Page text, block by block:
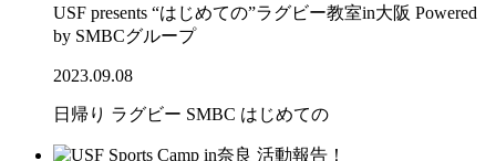
USF presents “はじめての”ラグビー教室in大阪 Powered
by SMBCグループ
2023.09.08
日帰り ラグビー SMBC はじめての